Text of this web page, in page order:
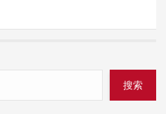
搜索